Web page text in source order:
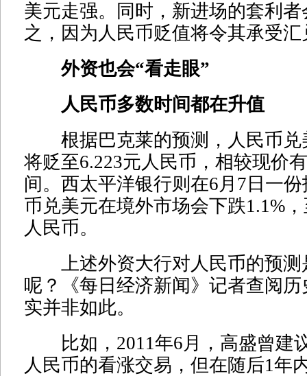
美元走强。同时，新进场的套利
之，因为人民币贬值将令其承受
外资也会“看走眼”
人民币多数时间都在升值
根据巴克莱的预测，人民币兑
将贬至6.223元人民币，相较现价
间。西太平洋银行则在6月7日一
币兑美元在境外市场会下跌1.1%
人民币。
上述外资大行对人民币的预测
呢？《每日经济新闻》记者查阅
实并非如此。
比如，2011年6月，高盛曾建
人民币的看涨交易，但在随后1年